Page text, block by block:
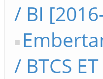
/ BI
/ BTCS